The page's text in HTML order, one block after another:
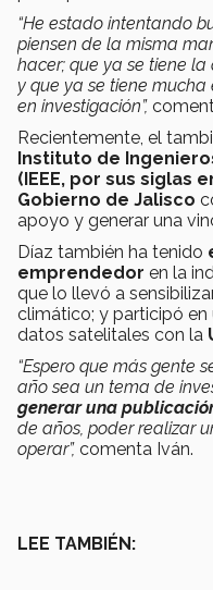
“He estado intentando
piensen de la misma
hacer; que ya se tiene la
y que ya se tiene
en investigación”,
Recientemente, el
Instituto de
(IEEE, por sus siglas
Gobierno de Jalisco
apoyo y generar una
Díaz también ha tenido
emprendedor en la
que lo llevó a
climático; y participó en
datos satelitales con la
“Espero que más gente
año sea un tema de
generar una
de años, poder realizar
operar”, comenta Iván.
LEE TAMBIÉN: